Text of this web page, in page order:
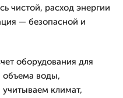
чистой, расход энергии
— безопасной и
оборудования для
объема воды,
климат,